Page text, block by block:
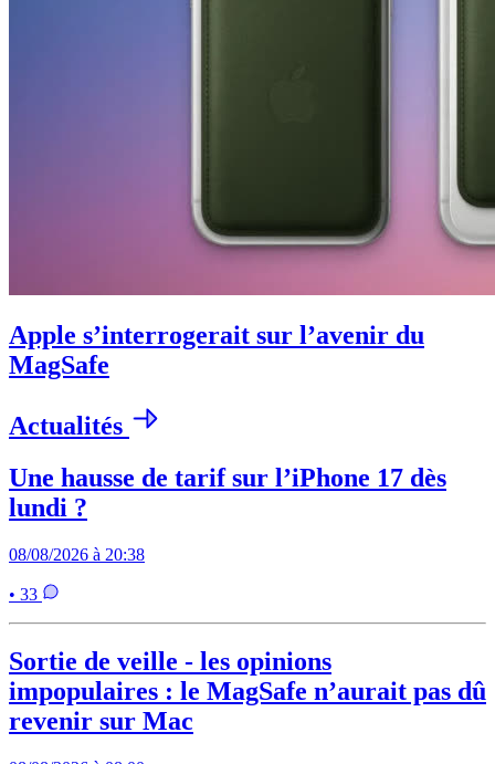
Apple s’interrogerait sur l’avenir du
MagSafe
Actualités
Une hausse de tarif sur l’iPhone 17 dès
lundi ?
08/08/2026 à 20:38
• 33
Sortie de veille - les opinions
impopulaires : le MagSafe n’aurait pas dû
revenir sur Mac